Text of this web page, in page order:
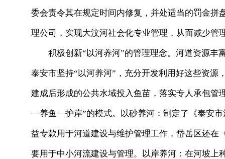
委会责令其在规定时间内修复，并处适当的罚金
理公司，实现大汶河社会化专业管理，从而减少管
积极创新“以河养河”的管理理念。河道资源丰
泰安市坚持“以河养河”，充分开发利用好这些资源
建成后形成的公共水域投入鱼苗，落实专人承包管
—养鱼—护岸”的模式。以砂养河：制定了《泰安
益专款用于河道建设与维护管理工作，岱岳区还
要用于中小河流建设与管理。以岸养河：在河坡